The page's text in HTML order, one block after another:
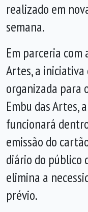
realizado em
semana.
Em parceria com
Artes, a
organizada para
Embu das Artes,
funcionará
emissão do
diário do público
elimina a
prévio.